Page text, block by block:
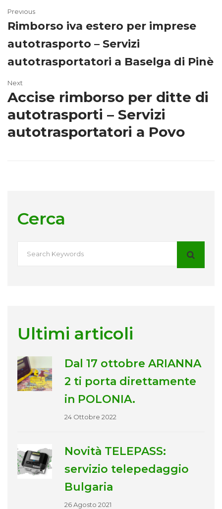
Previous
Rimborso iva estero per imprese
autotrasporto – Servizi
autotrasportatori a Baselga di Pinè
Next
Accise rimborso per ditte di
autotrasporti – Servizi
autotrasportatori a Povo
Cerca
Ultimi articoli
Dal 17 ottobre ARIANNA
2 ti porta direttamente
in POLONIA.
24 Ottobre 2022
Novità TELEPASS:
servizio telepedaggio
Bulgaria
26 Agosto 2021